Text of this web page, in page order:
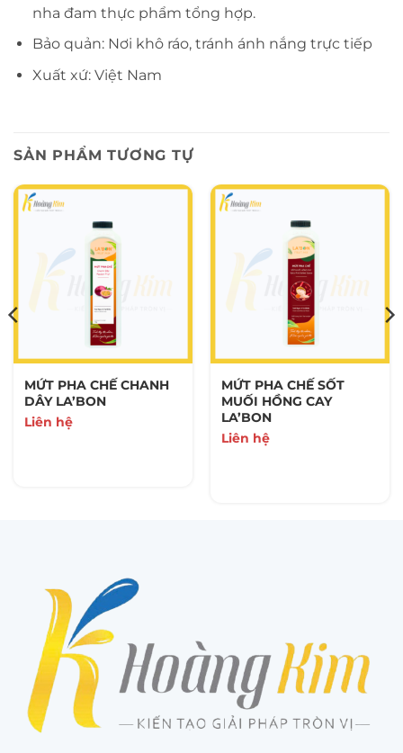
nha đam thực phẩm tổng hợp.
Bảo quản: Nơi khô ráo, tránh ánh nắng trực tiếp
Xuất xứ: Việt Nam
SẢN PHẨM TƯƠNG TỰ
MỨT PHA CHẾ CHANH
DÂY LA’BON
Liên hệ
MỨT PHA CHẾ SỐT
MUỐI HỒNG CAY
LA’BON
Liên hệ